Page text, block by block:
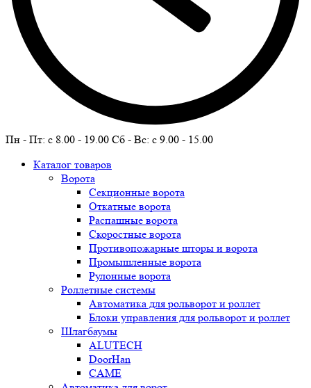
Пн - Пт: c 8.00 - 19.00 Сб - Вс: c 9.00 - 15.00
Каталог товаров
Ворота
Секционные ворота
Откатные ворота
Распашные ворота
Скоростные ворота
Противопожарные шторы и ворота
Промышленные ворота
Рулонные ворота
Роллетные системы
Автоматика для рольворот и роллет
Блоки управления для рольворот и роллет
Шлагбаумы
ALUTECH
DoorHan
CAME